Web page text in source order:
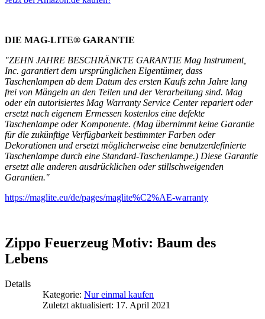
DIE MAG-LITE® GARANTIE
"ZEHN JAHRE BESCHRÄNKTE GARANTIE Mag Instrument,
Inc. garantiert dem ursprünglichen Eigentümer, dass
Taschenlampen ab dem Datum des ersten Kaufs zehn Jahre lang
frei von Mängeln an den Teilen und der Verarbeitung sind. Mag
oder ein autorisiertes Mag Warranty Service Center repariert oder
ersetzt nach eigenem Ermessen kostenlos eine defekte
Taschenlampe oder Komponente. (Mag übernimmt keine Garantie
für die zukünftige Verfügbarkeit bestimmter Farben oder
Dekorationen und ersetzt möglicherweise eine benutzerdefinierte
Taschenlampe durch eine Standard-Taschenlampe.) Diese Garantie
ersetzt alle anderen ausdrücklichen oder stillschweigenden
Garantien."
https://maglite.eu/de/pages/maglite%C2%AE-warranty
Zippo Feuerzeug Motiv: Baum des
Lebens
Details
Kategorie: Nur einmal kaufen
Zuletzt aktualisiert: 17. April 2021